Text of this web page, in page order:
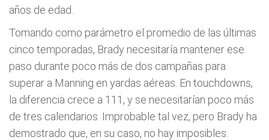
años de edad.
Tomando como parámetro el promedio de las últimas
cinco temporadas, Brady necesitaría mantener ese
paso durante poco más de dos campañas para
superar a Manning en yardas aéreas. En touchdowns,
la diferencia crece a 111, y se necesitarían poco más
de tres calendarios. Improbable tal vez, pero Brady ha
demostrado que, en su caso, no hay imposibles.